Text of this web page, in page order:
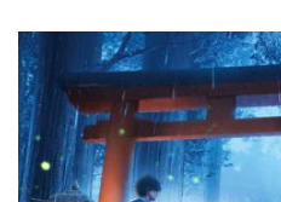
中西モトオ『鬼人幻燈抄』
ランキング